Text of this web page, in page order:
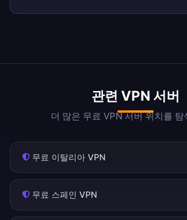
관련 VPN 서버
더 많은 무료 VPN 서버 위치를 탐
무료 이탈리아 VPN
무료 스페인 VPN